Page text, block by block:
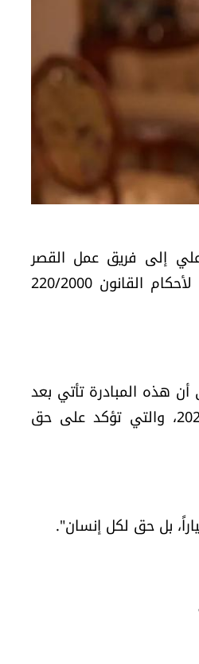
إلى فريق عمل القصر
الجمهوري، في خطوة وصفتها بأنها "ليست مجرد قرار توظيف، بل بداية لتطبيق شامل لأحكام القانون 220/2000
هذه المبادرة تأتي بعد
مصادقة رئيس الجمهورية العماد جوزاف عون على الاتفاقية الدولية في 10 نيسان 2025، والتي تؤكد على حق
بل حق لكل إنسان".